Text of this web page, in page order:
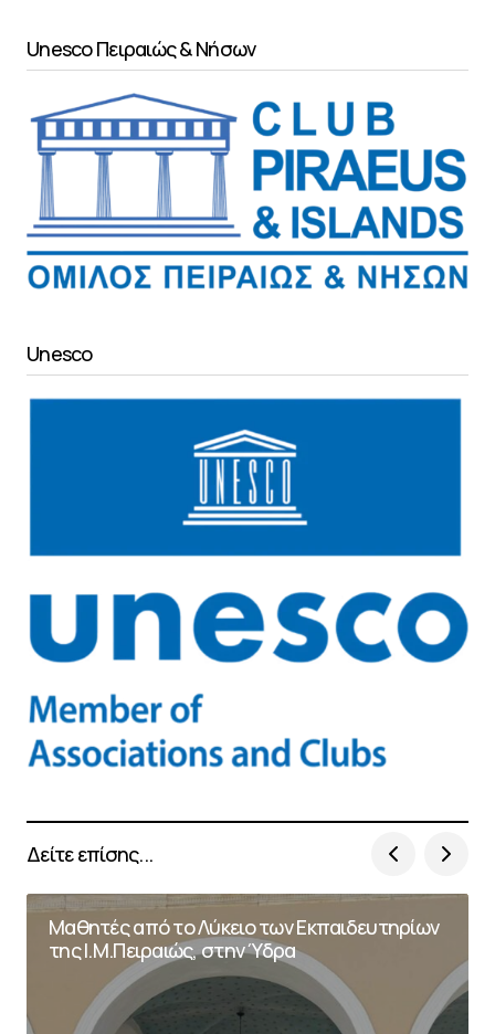
Unesco Πειραιώς & Νήσων
Unesco
Δείτε επίσης...
Μαθητές από το Λύκειο των Εκπαιδευτηρίων
της Ι.Μ.Πειραιώς, στην Ύδρα